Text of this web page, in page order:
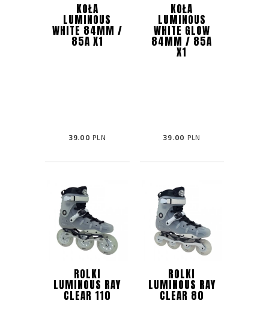
KOŁA
LUMINOUS
WHITE 84MM /
85A X1
39.00 PLN
KOŁA
LUMINOUS
WHITE GLOW
84MM / 85A
X1
39.00 PLN
ROLKI
LUMINOUS RAY
CLEAR 110
ROLKI
LUMINOUS RAY
CLEAR 80